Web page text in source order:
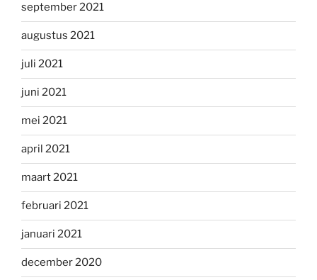
september 2021
augustus 2021
juli 2021
juni 2021
mei 2021
april 2021
maart 2021
februari 2021
januari 2021
december 2020